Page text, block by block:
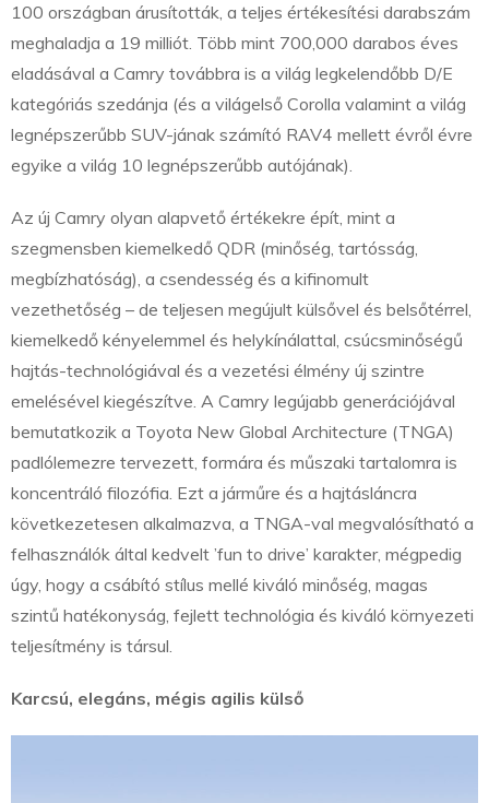
100 országban árusították, a teljes értékesítési darabszám
meghaladja a 19 milliót. Több mint 700,000 darabos éves
eladásával a Camry továbbra is a világ legkelendőbb D/E
kategóriás szedánja (és a világelső Corolla valamint a világ
legnépszerűbb SUV-jának számító RAV4 mellett évről évre
egyike a világ 10 legnépszerűbb autójának).
Az új Camry olyan alapvető értékekre épít, mint a
szegmensben kiemelkedő QDR (minőség, tartósság,
megbízhatóság), a csendesség és a kifinomult
vezethetőség – de teljesen megújult külsővel és belsőtérrel,
kiemelkedő kényelemmel és helykínálattal, csúcsminőségű
hajtás-technológiával és a vezetési élmény új szintre
emelésével kiegészítve. A Camry legújabb generációjával
bemutatkozik a Toyota New Global Architecture (TNGA)
padlólemezre tervezett, formára és műszaki tartalomra is
koncentráló filozófia. Ezt a járműre és a hajtásláncra
következetesen alkalmazva, a TNGA-val megvalósítható a
felhasználók által kedvelt ’fun to drive’ karakter, mégpedig
úgy, hogy a csábító stílus mellé kiváló minőség, magas
szintű hatékonyság, fejlett technológia és kiváló környezeti
teljesítmény is társul.
Karcsú, elegáns, mégis agilis külső